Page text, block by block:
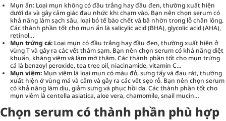
Mụn ẩn: Loại mụn không có đầu trắng hay đầu đen, thường xuất hiện
dưới da và gây cảm giác đau nhức khi chạm vào. Bạn nên chọn serum có
khả năng làm sạch sâu, loại bỏ tế bào chết và bã nhờn trong lỗ chân lông.
Các thành phần tốt cho mụn ẩn là salicylic acid (BHA), glycolic acid (AHA),
retinol…
Mụn trứng cá: Loại mụn có đầu trắng hay đầu đen, thường xuất hiện ở
vùng T và gây ra các vết thâm sạm. Bạn nên chọn serum có khả năng diệt
khuẩn, kháng viêm và làm mờ thâm. Các thành phần tốt cho mụn trứng
cá là benzoyl peroxide, tea tree oil, niacinamide, vitamin C…
Mụn viêm: Mụn viêm là loại mụn có màu đỏ, sưng tấy và đau rát, thường
xuất hiện ở vùng má và cằm và gây ra các vết sẹo rỗ. Bạn nên chọn serum
có khả năng làm dịu, giảm sưng và phục hồi da. Các thành phần tốt cho
mụn viêm là centella asiatica, aloe vera, chamomile, snail mucin…
Chọn serum có thành phần phù hợp